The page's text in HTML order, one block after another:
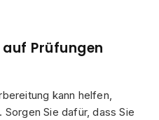
Prüfungen
kann helfen,
Sie dafür, dass Sie